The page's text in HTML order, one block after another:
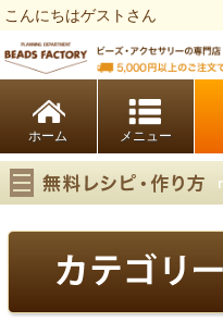
こんにちはゲストさん
ホーム